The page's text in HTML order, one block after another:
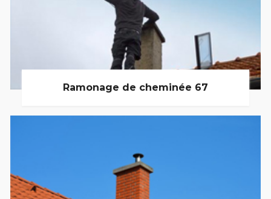
Ramonage de cheminée 67